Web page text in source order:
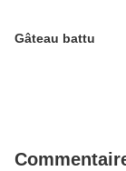
Gâteau battu